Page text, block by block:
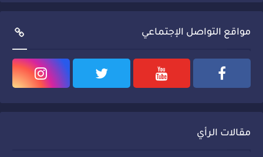
مواقع التواصل الإجتماعي
مقالات الرأي